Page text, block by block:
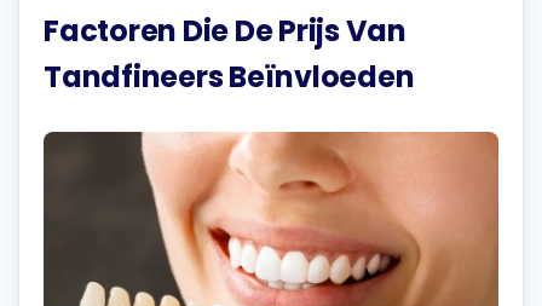
Factoren Die De Prijs Van
Tandfineers Beïnvloeden